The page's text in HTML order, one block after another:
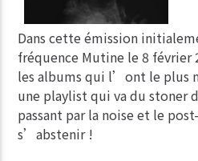
Dans cette émission
fréquence Mutine le 8 février
les albums qui l’ont le plus
une playlist qui va du stoner
passant par la noise et le
s’abstenir !